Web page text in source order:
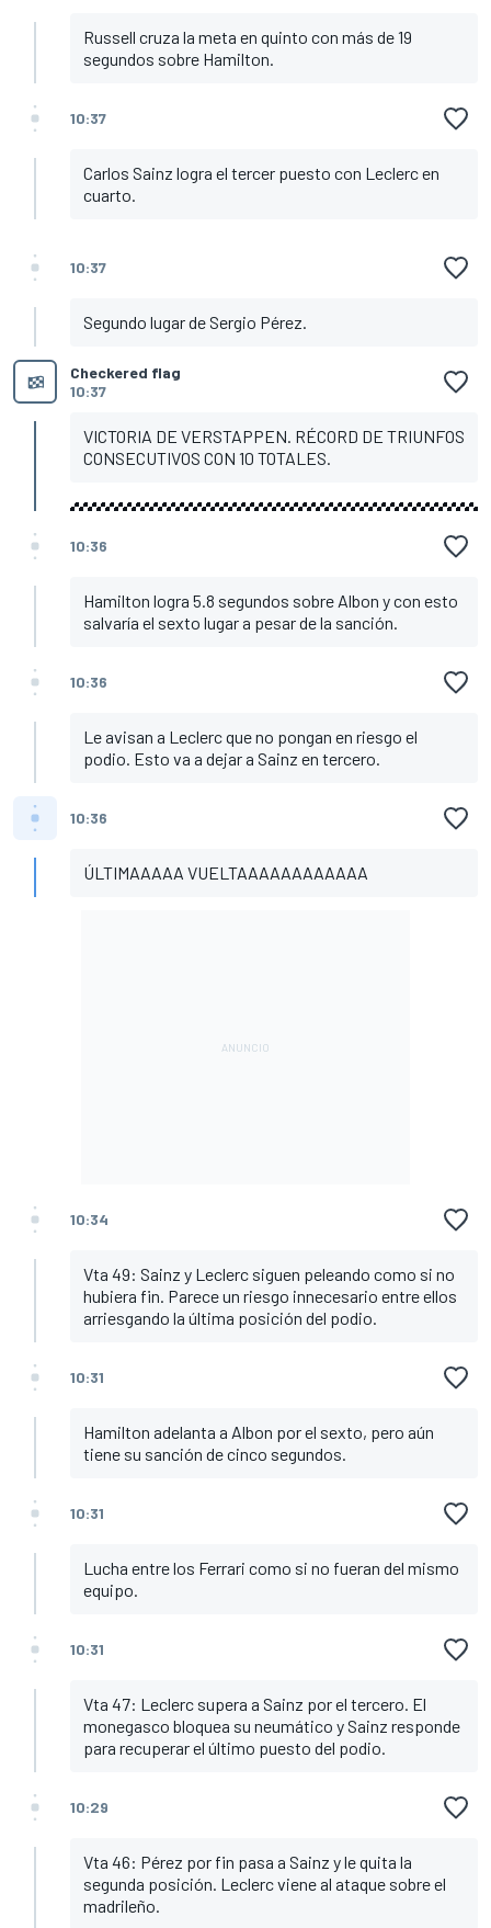
Russell cruza la meta en quinto con más de 19
segundos sobre Hamilton.
10:37
Carlos Sainz logra el tercer puesto con Leclerc en
cuarto.
10:37
Segundo lugar de Sergio Pérez.
Checkered flag
10:37
VICTORIA DE VERSTAPPEN. RÉCORD DE TRIUNFOS
CONSECUTIVOS CON 10 TOTALES.
10:36
Hamilton logra 5.8 segundos sobre Albon y con esto
salvaría el sexto lugar a pesar de la sanción.
10:36
Le avisan a Leclerc que no pongan en riesgo el
podio. Esto va a dejar a Sainz en tercero.
10:36
ÚLTIMAAAAA VUELTAAAAAAAAAAAA
10:34
Vta 49: Sainz y Leclerc siguen peleando como si no
hubiera fin. Parece un riesgo innecesario entre ellos
arriesgando la última posición del podio.
10:31
Hamilton adelanta a Albon por el sexto, pero aún
tiene su sanción de cinco segundos.
10:31
Lucha entre los Ferrari como si no fueran del mismo
equipo.
10:31
Vta 47: Leclerc supera a Sainz por el tercero. El
monegasco bloquea su neumático y Sainz responde
para recuperar el último puesto del podio.
10:29
Vta 46: Pérez por fin pasa a Sainz y le quita la
segunda posición. Leclerc viene al ataque sobre el
madrileño.